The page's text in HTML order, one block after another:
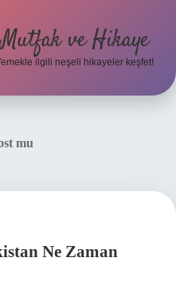
Mutfak ve Hikaye
ilgili neşeli hikayeler keşfet!
mu
Ne Zaman